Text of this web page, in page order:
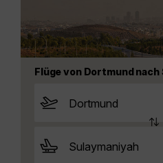
Flüge von Dortmund nach